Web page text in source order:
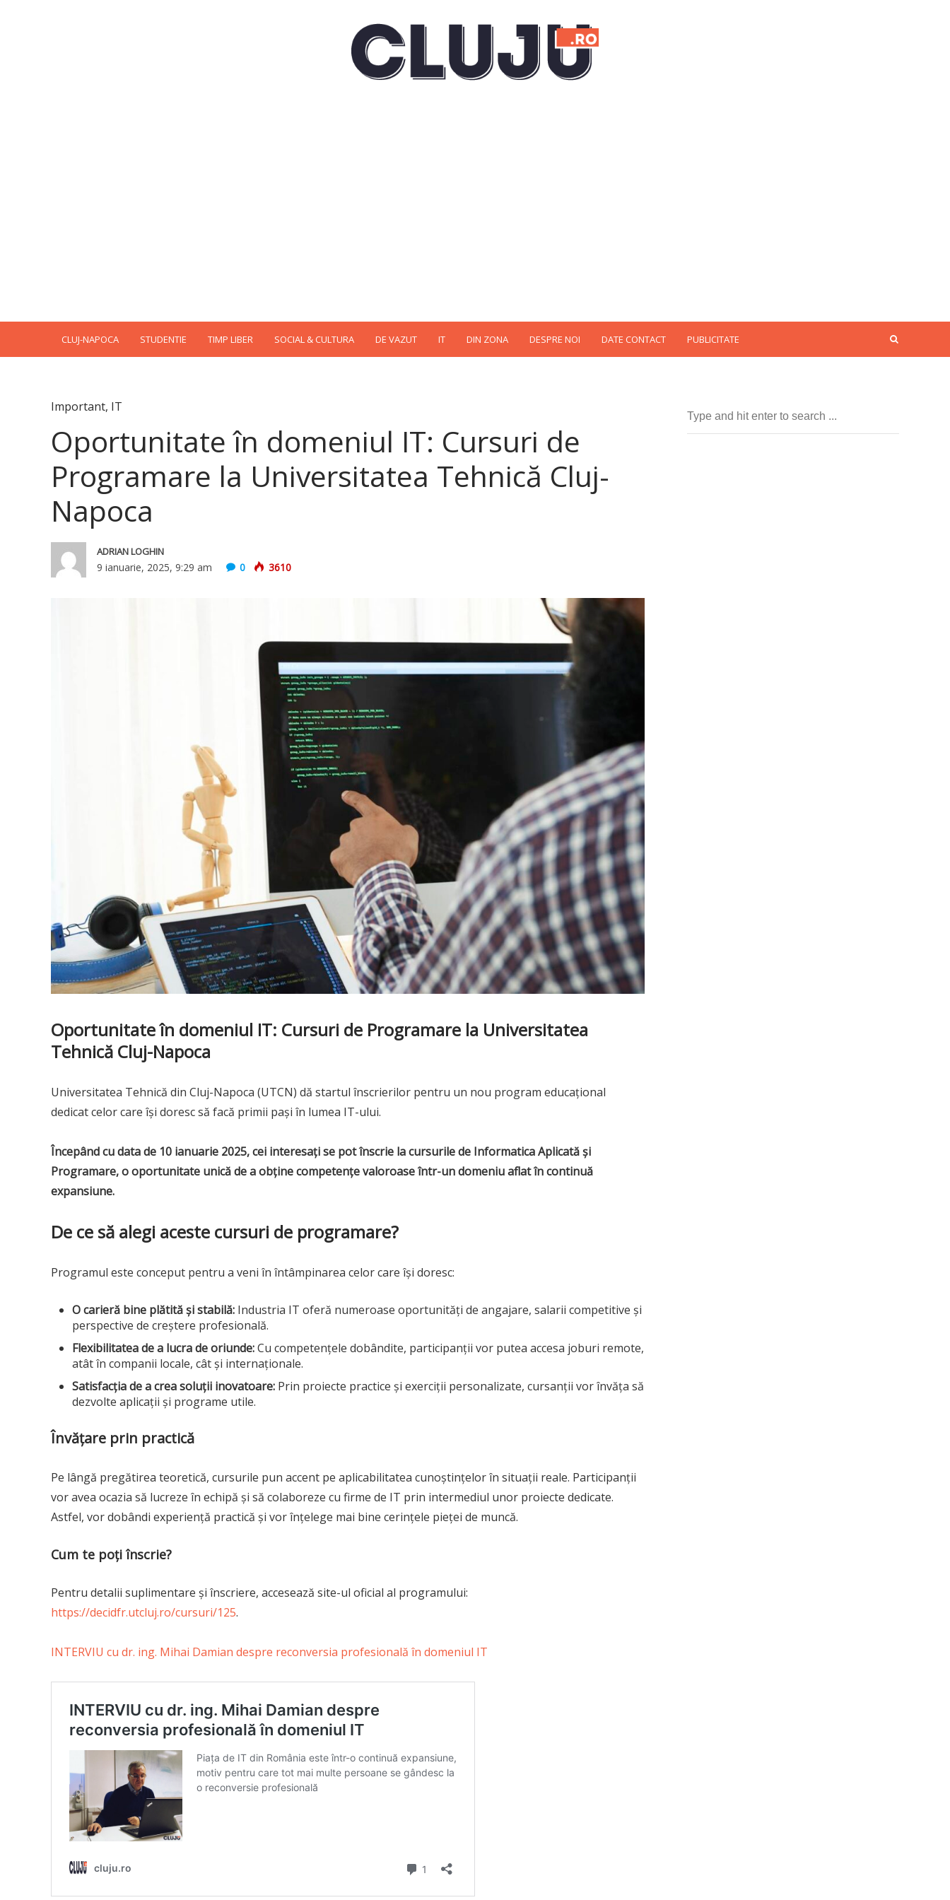
CLUJ-NAPOCA STUDENTIE TIMP LIBER SOCIAL & CULTURA DE VAZUT IT DIN ZONA DESPRE NOI DATE CONTACT PUBLICITATE
Important, IT
Oportunitate în domeniul IT: Cursuri de
Programare la Universitatea Tehnică Cluj-
Napoca
ADRIAN LOGHIN
9 ianuarie, 2025, 9:29 am 0 3610
Oportunitate în domeniul IT: Cursuri de Programare la Universitatea
Tehnică Cluj-Napoca
Universitatea Tehnică din Cluj-Napoca (UTCN) dă startul înscrierilor pentru un nou program educațional
dedicat celor care își doresc să facă primii pași în lumea IT-ului.
Începând cu data de 10 ianuarie 2025, cei interesați se pot înscrie la cursurile de Informatica Aplicată și
Programare, o oportunitate unică de a obține competențe valoroase într-un domeniu aflat în continuă
expansiune.
De ce să alegi aceste cursuri de programare?
Programul este conceput pentru a veni în întâmpinarea celor care își doresc:
O carieră bine plătită și stabilă: Industria IT oferă numeroase oportunități de angajare, salarii competitive și
perspective de creștere profesională.
Flexibilitatea de a lucra de oriunde:Cu competențele dobândite, participanții vor putea accesa joburi remote,
atât în companii locale, cât și internaționale.
Satisfacția de a crea soluții inovatoare: Prin proiecte practice și exerciții personalizate, cursanții vor învăța să
dezvolte aplicații și programe utile.
Învățare prin practică
Pe lângă pregătirea teoretică, cursurile pun accent pe aplicabilitatea cunoștințelor în situații reale. Participanții
vor avea ocazia să lucreze în echipă și să colaboreze cu firme de IT prin intermediul unor proiecte dedicate.
Astfel, vor dobândi experiență practică și vor înțelege mai bine cerințele pieței de muncă.
Cum te poți înscrie?
Pentru detalii suplimentare și înscriere, accesează site-ul oficial al programului:
https://decidfr.utcluj.ro/cursuri/125.
INTERVIU cu dr. ing. Mihai Damian despre reconversia profesională în domeniul IT